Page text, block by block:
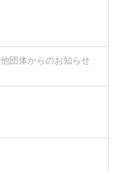
他団体からのお知らせ